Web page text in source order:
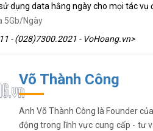
dụng data hằng ngày cho mọi tác
5Gb/Ngày
- (028)7300.2021 - VoHoang.vn>
Võ Thành Công
Anh Võ Thành Công là Founder
động trong lĩnh vực cung cấp - tư